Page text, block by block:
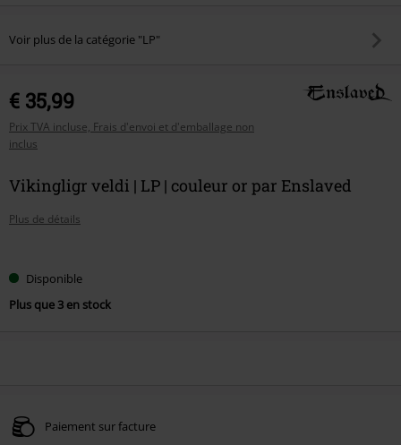
Voir plus de la catégorie "LP"
€ 35,99
Prix TVA incluse, Frais d'envoi et d'emballage non
inclus
Vikingligr veldi | LP | couleur or par Enslaved
Plus de détails
votre
taille
Disponible
Plus que 3 en stock
Paiement sur facture